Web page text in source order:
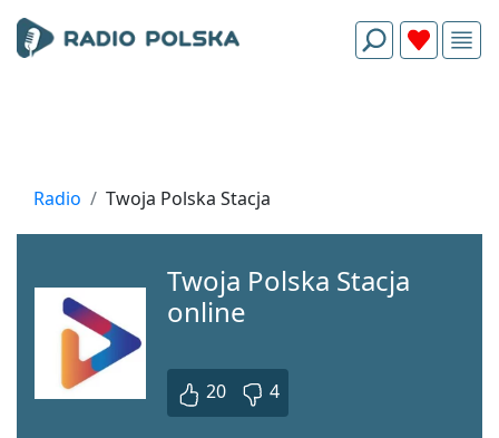
Radio Twoja Polska Stacja
Twoja Polska Stacja
online
20 4